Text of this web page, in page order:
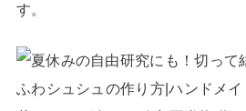
す。